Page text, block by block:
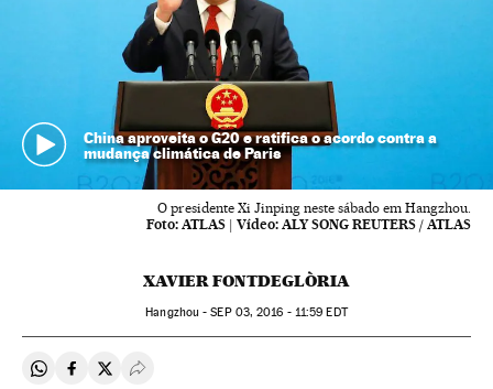
China aproveita o G20 e ratifica o acordo contra a
mudança climática de Paris
O presidente Xi Jinping neste sábado em Hangzhou.
Foto: ATLAS | Vídeo: ALY SONG REUTERS / ATLAS
XAVIER FONTDEGLÒRIA
Hangzhou -SEP03, 2016 - 11:59 EDT
Compartir en Whatsapp
Compartir en Facebook
Compartir en Twitter
Desplegar Redes Sociales